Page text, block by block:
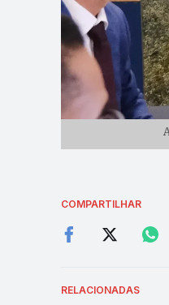
COMPARTILHAR
RELACIONADAS